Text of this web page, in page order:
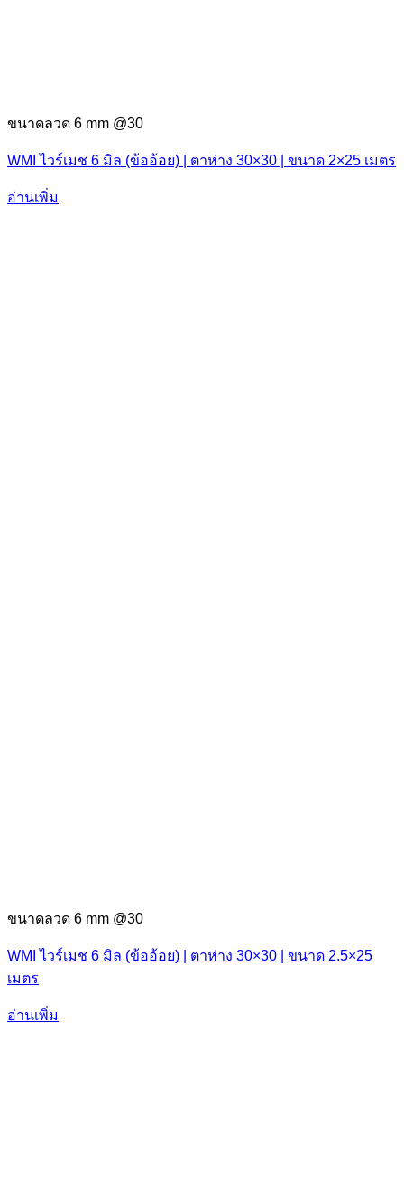
ขนาดลวด 6 mm @30
WMI ไวร์เมช 6 มิล (ข้ออ้อย) | ตาห่าง 30×30 | ขนาด 2×25 เมตร
อ่านเพิ่ม
ขนาดลวด 6 mm @30
WMI ไวร์เมช 6 มิล (ข้ออ้อย) | ตาห่าง 30×30 | ขนาด 2.5×25
เมตร
อ่านเพิ่ม